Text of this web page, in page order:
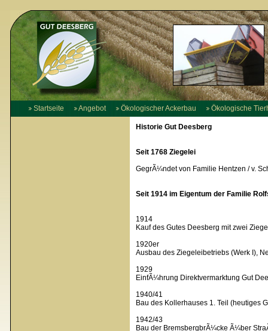
Startseite Angebot Ökologischer Ackerbau Ökologische
Historie Gut Deesberg
Seit 1768 Ziegelei
GegrÃ¼ndet von Familie Hentzen / v.
Seit 1914 im Eigentum der Familie
1914
Kauf des Gutes Deesberg mit zwei
1920er
Ausbau des Ziegeleibetriebs (Werk I),
1929
EinfÃ¼hrung Direktvermarktung Gut
1940/41
Bau des Kollerhauses 1. Teil (heutiges
1942/43
Bau der BremsbergbrÃ¼cke Ã¼ber